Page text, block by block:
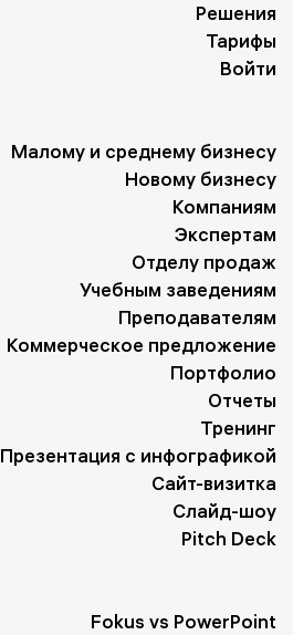
Решения
Тарифы
Войти
Малому и среднему бизнесу
Новому бизнесу
Компаниям
Экспертам
Отделу продаж
Учебным заведениям
Преподавателям
Коммерческое предложение
Портфолио
Отчеты
Тренинг
Презентация с инфографикой
Сайт-визитка
Слайд-шоу
Pitch Deck
Fokus vs PowerPoint